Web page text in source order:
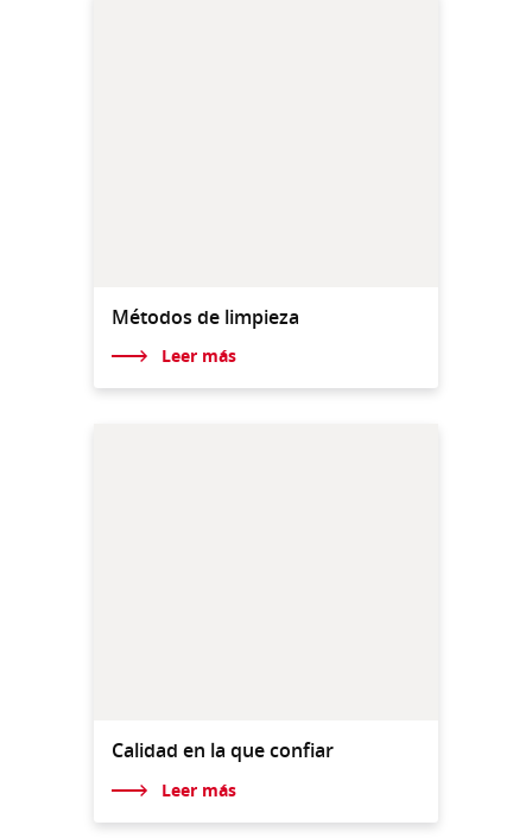
Métodos de limpieza
Leer más
Calidad en la que confiar
Leer más